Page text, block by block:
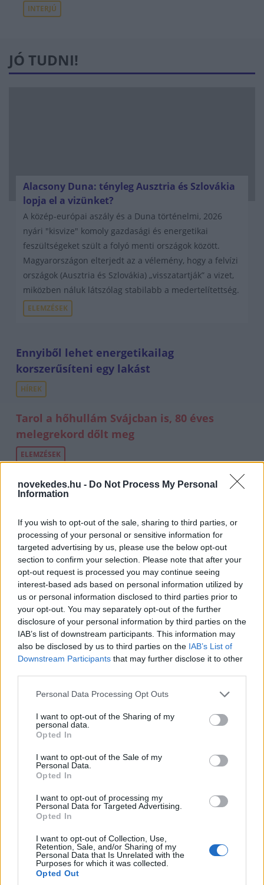
novekedes.hu - Do Not Process My Personal
Information
If you wish to opt-out of the sale, sharing to third parties, or
processing of your personal or sensitive information for
targeted advertising by us, please use the below opt-out
section to confirm your selection. Please note that after your
opt-out request is processed you may continue seeing
interest-based ads based on personal information utilized by
us or personal information disclosed to third parties prior to
your opt-out. You may separately opt-out of the further
disclosure of your personal information by third parties on the
IAB’s list of downstream participants. This information may
also be disclosed by us to third parties on the IAB’s List of
Downstream Participants that may further disclose it to other
Please note that this website/app uses one or more Google
not limited to your visit or usage behaviour. You may click to
grant or deny consent to Google and its third-party tags to
use your data for below specified purposes in below Google
consent section.
Personal Data Processing Opt Outs
I want to opt-out of the Sharing of my
personal data.
Opted In
I want to opt-out of the Sale of my
Personal Data.
Opted In
I want to opt-out of processing my
Personal Data for Targeted Advertising.
Opted In
I want to opt-out of Collection, Use,
Retention, Sale, and/or Sharing of my
Personal Data that Is Unrelated with the
Purposes for which it was collected.
Opted Out
INTERJÚ
JÓ TUDNI!
Alacsony Duna: tényleg Ausztria és Szlovákia
lopja el a vizünket?
A közép-európai aszály és a Duna történelmi, 2026
nyári "kisvize" komoly gazdasági és energetikai
feszültségeket szült a folyó menti országok között.
Magyarországon elterjedt az a vélemény, hogy a felvízi
országok (Ausztria és Szlovákia) „visszatartják” a vizet,
miközben náluk látszólag stabilabb a medertelítettség.
ELEMZÉSEK
Ennyiből lehet energetikailag
korszerűsíteni egy lakást
HÍREK
Tarol a hőhullám Svájcban is, 80 éves
melegrekord dőlt meg
ELEMZÉSEK
Dízelár: 20 éve nem látott drágulás jöhet
Friss felmérés: Ők a legalkalmasabb
köztársasági elnök-jelöltek, Baka András
megítélése negatív
HÍREK
Nőtt az ipar, de gyengén muzsikált a
kiskereskedelem a második negyedévben
ELEMZÉSEK
Olasz közgazdász: a spanyol válság és az
egybenmaradása a tét
HÍREK
Befagyott tőke, türelmetlen cégek:
elindulhatnak a kifizetések a Demján Sándor